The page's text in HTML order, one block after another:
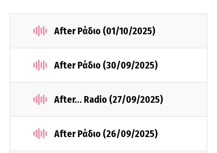
After Ράδιο (01/10/2025)
After Ράδιο (30/09/2025)
After... Radio (27/09/2025)
After Ράδιο (26/09/2025)